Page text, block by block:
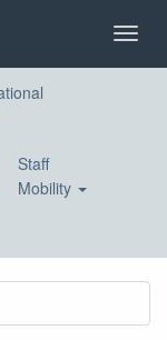
Staff
Mobility